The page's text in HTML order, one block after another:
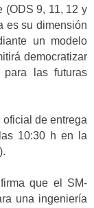
(ODS 9, 11, 12 y
es su dimensión
un modelo
democratizar
las futuras
de entrega
10:30 h en la
que el SM-
una ingeniería